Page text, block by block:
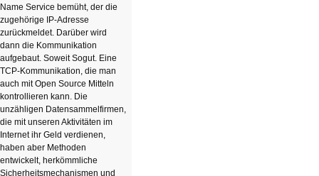
Name Service bemüht, der die
zugehörige IP-Adresse
zurückmeldet. Darüber wird
dann die Kommunikation
aufgebaut. Soweit Sogut. Eine
TCP-Kommunikation, die man
auch mit Open Source Mitteln
kontrollieren kann. Die
unzähligen Datensammelfirmen,
die mit unseren Aktivitäten im
Internet ihr Geld verdienen,
haben aber Methoden
entwickelt, herkömmliche
Sicherheitsmechanismen und